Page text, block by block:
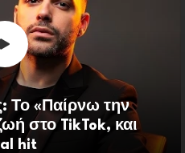
Το «Παίρνω την
στο TikTok, και
hit